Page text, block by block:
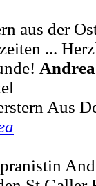
aus der
...
Andrea
Aus